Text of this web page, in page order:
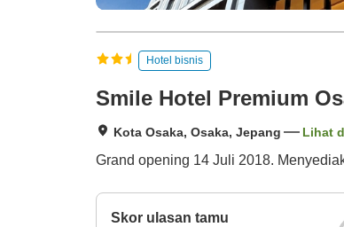
Hotel bisnis
Smile Hotel Premium
Kota Osaka, Osaka, Jepang Lihat
Grand opening 14 Juli 2018.
Skor ulasan tamu